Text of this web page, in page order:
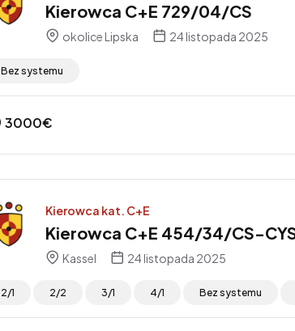
Kierowca C+E 729/04/CS
okolice Lipska 24 listopada 2025
Bez systemu
3000€
Kierowca kat. C+E
Kierowca C+E 454/34/CS-
Kassel 24 listopada 2025
2/1 2/2 3/1 4/1 Bez systemu